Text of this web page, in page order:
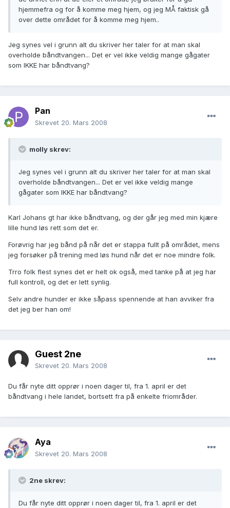
hjemmefra og for å komme meg hjem, og jeg MÅ faktisk gå
over dette området for å komme meg hjem..
Jeg synes vel i grunn alt du skriver her taler for at man skal
overholde båndtvangen... Det er vel ikke veldig mange gågater
som IKKE har båndtvang?
Pan
Skrevet 20. Mars 2008
molly skrev:
Jeg synes vel i grunn alt du skriver her taler for at man skal
overholde båndtvangen... Det er vel ikke veldig mange
gågater som IKKE har båndtvang?
Karl Johans gt har ikke båndtvang, og der går jeg med min kjære
lille hund løs rett som det er.
Forøvrig har jeg bånd på når det er stappa fullt på området, mens
jeg forsøker på trening med løs hund når det er noe mindre folk.
Trro folk flest synes det er helt ok også, med tanke på at jeg har
full kontroll, og det er lett synlig.
Selv andre hunder er ikke såpass spennende at han avviker fra
det jeg ber han om!
Guest 2ne
Skrevet 20. Mars 2008
Du får nyte ditt opprør i noen dager til, fra 1. april er det
båndtvang i hele landet, bortsett fra på enkelte friområder.
Aya
Skrevet 20. Mars 2008
2ne skrev:
Du får nyte ditt opprør i noen dager til, fra 1. april er det